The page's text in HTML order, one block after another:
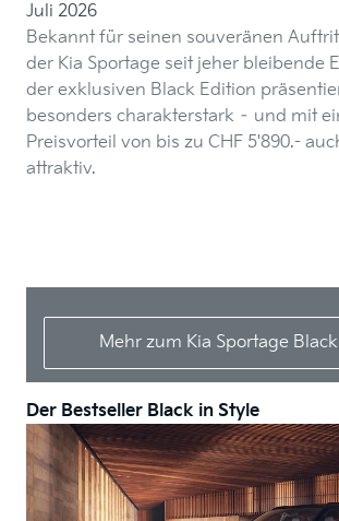
Juli 2026
Bekannt für seinen souveränen
der Kia Sportage seit jeher bleibende
der exklusiven Black Edition
besonders charakterstark – und mit
Preisvorteil von bis zu CHF 5'890.-
attraktiv.
Mehr zum Kia Sportage
Der Bestseller Black in Style